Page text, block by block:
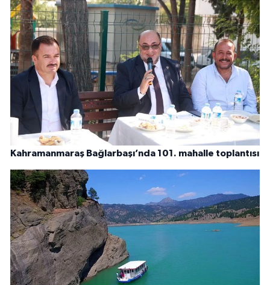
Kahramanmaraş Bağlarbaşı’nda 101. mahalle toplantısı